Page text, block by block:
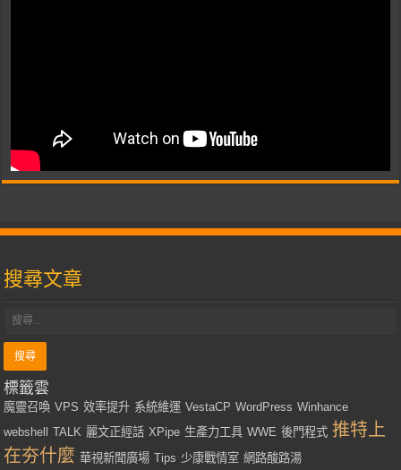
搜尋文章
標籤雲
魔靈召喚 VPS 效率提升 系統維運 VestaCP WordPress Winhance
webshell
TALK 麗文正經話 XPipe 生產力工具 WWE 後門程式 推特上
在夯什麼 華視新聞廣場 Tips 少康戰情室 網路酸路湯